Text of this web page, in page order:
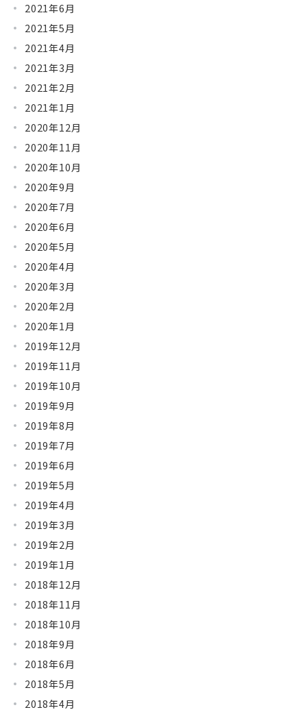
2021年6月
2021年5月
2021年4月
2021年3月
2021年2月
2021年1月
2020年12月
2020年11月
2020年10月
2020年9月
2020年7月
2020年6月
2020年5月
2020年4月
2020年3月
2020年2月
2020年1月
2019年12月
2019年11月
2019年10月
2019年9月
2019年8月
2019年7月
2019年6月
2019年5月
2019年4月
2019年3月
2019年2月
2019年1月
2018年12月
2018年11月
2018年10月
2018年9月
2018年6月
2018年5月
2018年4月